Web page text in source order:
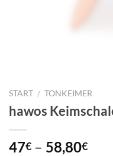
START / TONKEIMER
hawos
47€ – 58,80€